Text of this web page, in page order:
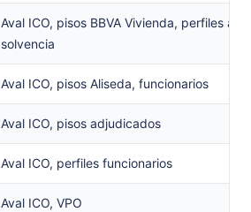
Aval ICO, pisos BBVA Vivienda, perfiles alta
solvencia
Aval ICO, pisos Aliseda, funcionarios
Aval ICO, pisos adjudicados
Aval ICO, perfiles funcionarios
Aval ICO, VPO